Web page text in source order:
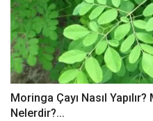
Moringa Çayı Nasıl
Nelerdir?...